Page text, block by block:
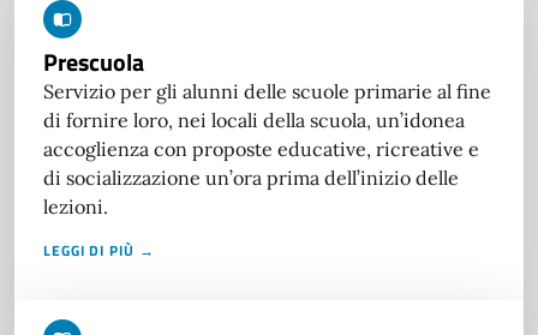
Prescuola
Servizio per gli alunni delle scuole primarie al fine
di fornire loro, nei locali della scuola, un’idonea
accoglienza con proposte educative, ricreative e
di socializzazione un’ora prima dell’inizio delle
lezioni.
LEGGI DI PIÙ →